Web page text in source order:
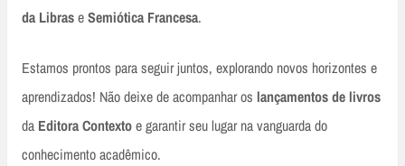
da LibraseSemiótica Francesa.
Estamos prontos para seguir juntos, explorando novos horizontes e
aprendizados! Não deixe de acompanhar os lançamentos de livros
da Editora Contextoe garantir seu lugar na vanguarda do
conhecimento acadêmico.